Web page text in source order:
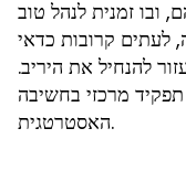
ובו זמנית לנהל טוב
לעתים קרובות כדאי
להנחיל את היריב.
מרכזי בחשיבה
האסטרטגית.